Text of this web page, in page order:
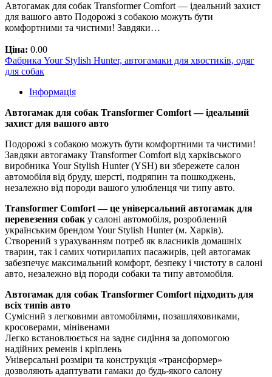
Автогамак для собак Transformer Comfort — ідеальний захист
для вашого авто Подорожі з собакою можуть бути
комфортними та чистими! Завдяки…
Ціна: 0.00
Фабрика Your Stylish Hunter, автогамаки для хвостиків, одяг
для собак
Інформація
Автогамак для собак Transformer Comfort — ідеальний
захист для вашого авто
Подорожі з собакою можуть бути комфортними та чистими!
Завдяки автогамаку Transformer Comfort від харківського
виробника Your Stylish Hunter (YSH) ви збережете салон
автомобіля від бруду, шерсті, подряпин та пошкоджень,
незалежно від породи вашого улюбленця чи типу авто.
Transformer Comfort — це універсальний автогамак для
перевезення собак у салоні автомобіля, розроблений
українським брендом Your Stylish Hunter (м. Харків).
Створений з урахуванням потреб як власників домашніх
тварин, так і самих чотирилапих пасажирів, цей автогамак
забезпечує максимальний комфорт, безпеку і чистоту в салоні
авто, незалежно від породи собаки та типу автомобіля.
Автогамак для собак Transformer Comfort підходить для
всіх типів авто
Сумісний з легковими автомобілями, позашляховиками,
кросоверами, мінівенами
Легко встановлюється на заднє сидіння за допомогою
надійних ременів і кріплень
Універсальні розміри та конструкція «трансформер»
дозволяють адаптувати гамаки до будь-якого салону